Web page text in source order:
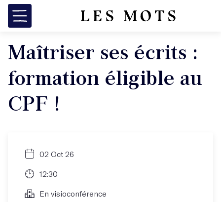
Maîtriser ses écrits :
formation éligible au
CPF !
02 Oct 26
12:30
En visioconférence